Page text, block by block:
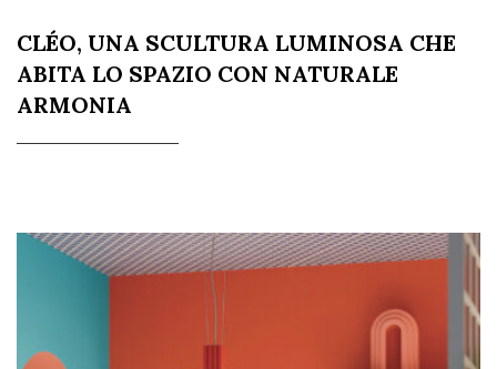
CLÉO, UNA SCULTURA LUMINOSA CHE
ABITA LO SPAZIO CON NATURALE
ARMONIA